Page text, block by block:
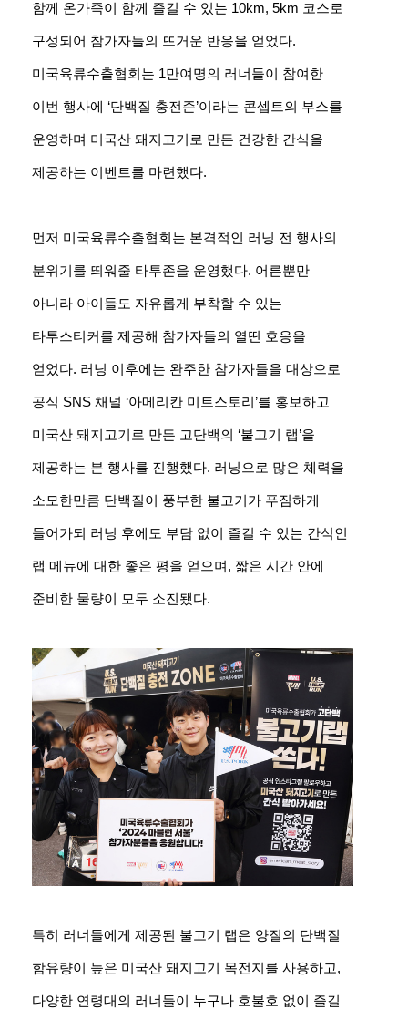
함께 온가족이 함께 즐길 수 있는 10km, 5km 코스로
구성되어 참가자들의 뜨거운 반응을 얻었다.
미국육류수출협회는 1만여명의 러너들이 참여한
이번 행사에 ‘단백질 충전존’이라는 콘셉트의 부스를
운영하며 미국산 돼지고기로 만든 건강한 간식을
제공하는 이벤트를 마련했다.
먼저 미국육류수출협회는 본격적인 러닝 전 행사의
분위기를 띄워줄 타투존을 운영했다. 어른뿐만
아니라 아이들도 자유롭게 부착할 수 있는
타투스티커를 제공해 참가자들의 열띤 호응을
얻었다. 러닝 이후에는 완주한 참가자들을 대상으로
공식 SNS 채널 ‘아메리칸 미트스토리’를 홍보하고
미국산 돼지고기로 만든 고단백의 ‘불고기 랩’을
제공하는 본 행사를 진행했다. 러닝으로 많은 체력을
소모한만큼 단백질이 풍부한 불고기가 푸짐하게
들어가되 러닝 후에도 부담 없이 즐길 수 있는 간식인
랩 메뉴에 대한 좋은 평을 얻으며, 짧은 시간 안에
준비한 물량이 모두 소진됐다.
특히 러너들에게 제공된 불고기 랩은 양질의 단백질
함유량이 높은 미국산 돼지고기 목전지를 사용하고,
다양한 연령대의 러너들이 누구나 호불호 없이 즐길